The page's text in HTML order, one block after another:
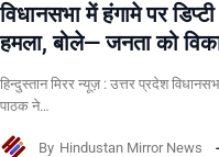
विधानसभा में हंगामे पर
हमला, बोले— जनता को
हिन्दुस्तान मिरर न्यूज़ : उत्तर प्रदेश
पाठक ने…
By Hindustan Mirror News